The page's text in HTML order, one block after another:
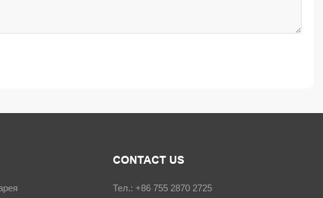
CONTACT US
Тел.: +86 755 2870 2725